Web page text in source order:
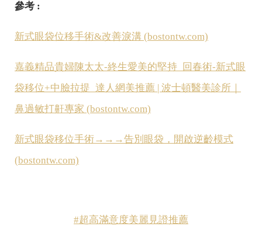
參考 :
新式眼袋位移手術&改善淚溝 (bostontw.com)
嘉義精品貴婦陳太太-終生愛美的堅持_回春術-新式眼
袋移位+中臉拉提_達人網美推薦 | 波士頓醫美診所｜
鼻過敏打鼾專家 (bostontw.com)
新式眼袋移位手術→→→告別眼袋，開啟逆齡模式
(bostontw.com)
#超高滿意度美麗見證推薦